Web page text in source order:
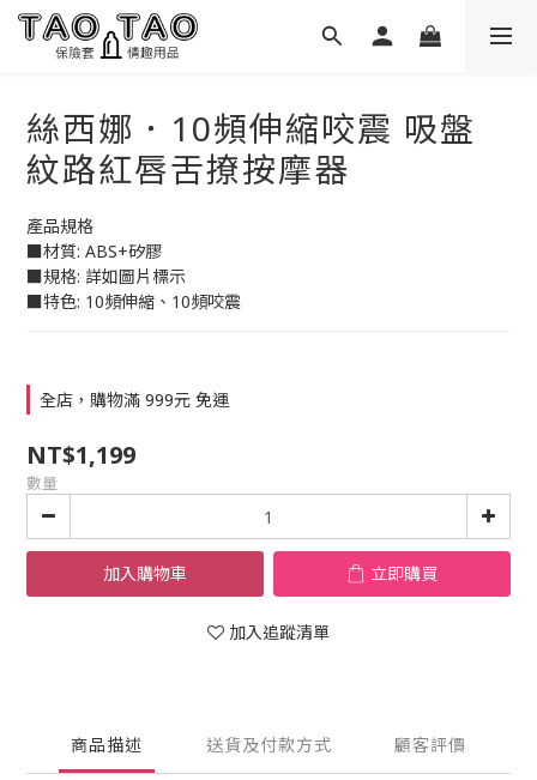
絲西娜．10頻伸縮咬震 吸盤
紋路紅唇舌撩按摩器
產品規格
■材質: ABS+矽膠
■規格: 詳如圖片標示
■特色: 10頻伸縮、10頻咬震
全店，購物滿 999元 免運
NT$1,199
數量
加入購物車 立即購買
加入追蹤清單
商品描述 送貨及付款方式 顧客評價